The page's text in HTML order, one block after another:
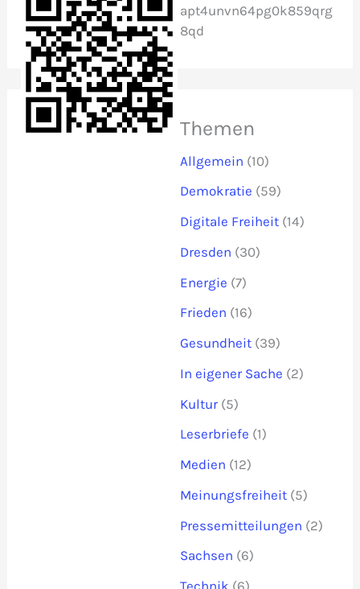
apt4unvn64pg0k859qrg
8qd
Themen
Allgemein (10)
Demokratie (59)
Digitale Freiheit (14)
Dresden (30)
Energie (7)
Frieden (16)
Gesundheit (39)
In eigener Sache (2)
Kultur (5)
Leserbriefe (1)
Medien (12)
Meinungsfreiheit (5)
Pressemitteilungen (2)
Sachsen (6)